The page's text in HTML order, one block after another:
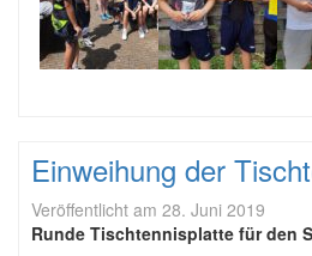
Einweihung der
Veröffentlicht am 28. Juni 2019
Runde Tischtennisplatte für den